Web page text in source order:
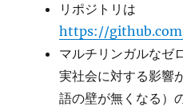
リポジトリは
https://
マルチリンガルなゼ
実社会に対する影響
語の壁が無くなる）